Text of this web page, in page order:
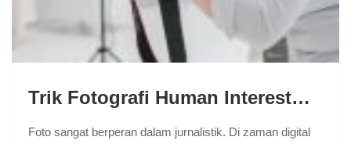
Trik Fotografi Human Interest…
Foto sangat berperan dalam jurnalistik. Di zaman digital